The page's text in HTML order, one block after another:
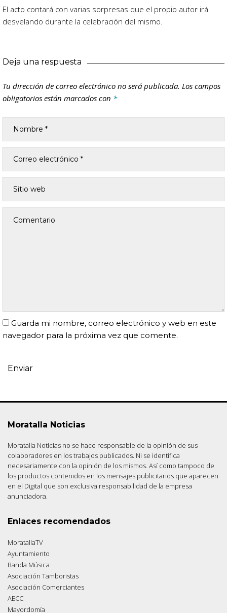
El acto contará con varias sorpresas que el propio autor irá
desvelando durante la celebración del mismo.
Deja una respuesta
Tu dirección de correo electrónico no será publicada. Los campos
obligatorios están marcados con *
Guarda mi nombre, correo electrónico y web en este
navegador para la próxima vez que comente.
Moratalla Noticias
Moratalla Noticias no se hace responsable de la opinión de sus
colaboradores en los trabajos publicados. Ni se identifica
necesariamente con la opinión de los mismos. Así como tampoco de
los productos contenidos en los mensajes publicitarios que aparecen
en el Digital que son exclusiva responsabilidad de la empresa
anunciadora.
Enlaces recomendados
MoratallaTV
Ayuntamiento
Banda Música
Asociación Tamboristas
Asociación Comerciantes
AECC
Mayordomía